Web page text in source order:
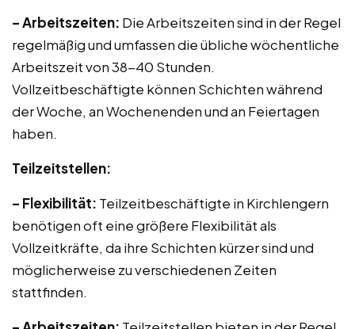
– Arbeitszeiten: Die Arbeitszeiten sind in der Regel
regelmäßig und umfassen die übliche wöchentliche
Arbeitszeit von 38-40 Stunden.
Vollzeitbeschäftigte können Schichten während
der Woche, an Wochenenden und an Feiertagen
haben.
Teilzeitstellen:
– Flexibilität: Teilzeitbeschäftigte in Kirchlengern
benötigen oft eine größere Flexibilität als
Vollzeitkräfte, da ihre Schichten kürzer sind und
möglicherweise zu verschiedenen Zeiten
stattfinden.